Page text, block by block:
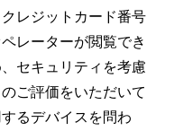
レジットカード番号
レーターが閲覧でき
セキュリティを考慮
ご評価をいただいて
るデバイスを問わ